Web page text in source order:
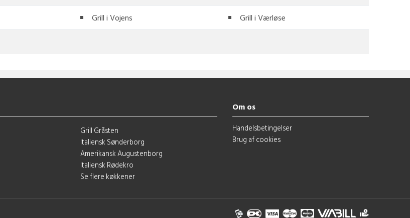
Grill i Vojens Grill i Værløse
Grill Gråsten
Italiensk Sønderborg
Amerikansk Augustenborg
Italiensk Rødekro
Se flere køkkener
Om os
Handelsbetingelser
Brug af cookies